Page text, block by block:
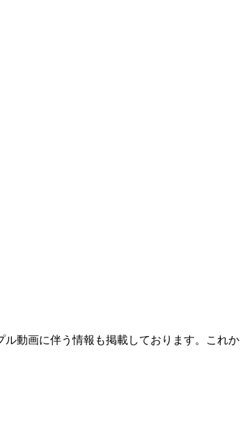
動画に伴う情報も掲載しております。これか